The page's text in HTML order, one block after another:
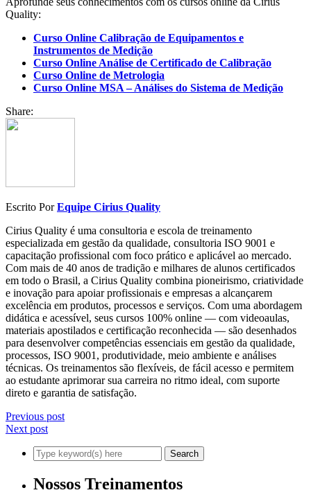
Quality:
Curso Online Calibração de Equipamentos e
Instrumentos de Medição
Curso Online Análise de Certificado de Calibração
Curso Online de Metrologia
Curso Online MSA – Análises do Sistema de Medição
Share:
Escrito PorEquipe Cirius Quality
Cirius Quality é uma consultoria e escola de treinamento
especializada em gestão da qualidade, consultoria ISO 9001 e
capacitação profissional com foco prático e aplicável ao mercado.
Com mais de 40 anos de tradição e milhares de alunos certificados
em todo o Brasil, a Cirius Quality combina pioneirismo, criatividade
e inovação para apoiar profissionais e empresas a alcançarem
excelência em produtos, processos e serviços. Com uma abordagem
didática e acessível, seus cursos 100% online — com videoaulas,
materiais apostilados e certificação reconhecida — são desenhados
para desenvolver competências essenciais em gestão da qualidade,
processos, ISO 9001, produtividade, meio ambiente e análises
técnicas. Os treinamentos são flexíveis, de fácil acesso e permitem
ao estudante aprimorar sua carreira no ritmo ideal, com suporte
direto e garantia de satisfação.
Previous post
Next post
Nossos Treinamentos